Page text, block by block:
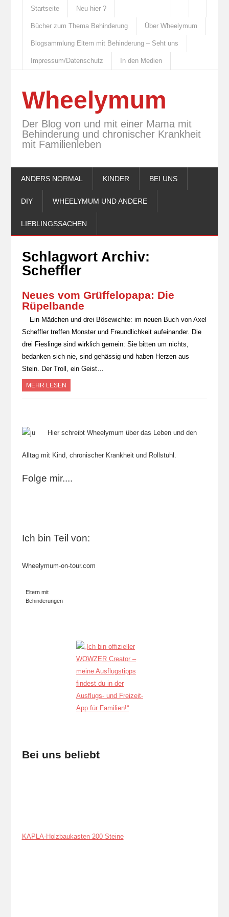
Startseite Neu hier ?
Bücher zum Thema Behinderung Über Wheelymum
Blogsammlung Eltern mit Behinderung – Seht uns
Impressum/Datenschutz In den Medien
Wheelymum
Der Blog von und mit einer Mama mit
Behinderung und chronischer Krankheit
mit Familienleben
ANDERS NORMAL KINDER BEI UNS
DIY WHEELYMUM UND ANDERE
LIEBLINGSSACHEN
Schlagwort Archiv:
Scheffler
Neues vom Grüffelopapa: Die
Rüpelbande
Ein Mädchen und drei Bösewichte: im neuen Buch von Axel
Scheffler treffen Monster und Freundlichkeit aufeinander. Die
drei Fieslinge sind wirklich gemein: Sie bitten um nichts,
bedanken sich nie, sind gehässig und haben Herzen aus
Stein. Der Troll, ein Geist…
MEHR LESEN
Hier schreibt Wheelymum über das Leben und den
Alltag mit Kind, chronischer Krankheit und Rollstuhl.
Folge mir....
Ich bin Teil von:
Wheelymum-on-tour.com
Eltern mit
Behinderungen
Bei uns beliebt
KAPLA-Holzbaukasten 200 Steine